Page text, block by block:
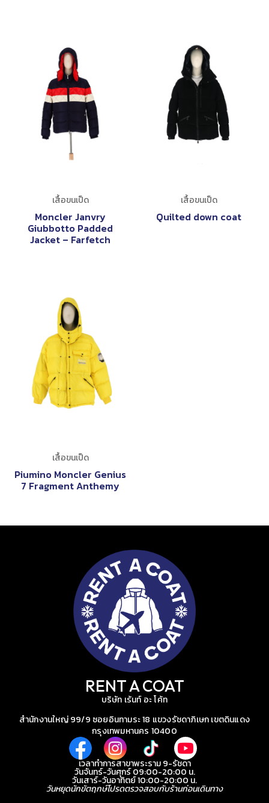
เสื้อขนเป็ด
Moncler Janvry
Giubbotto Padded
Jacket – Farfetch
เสื้อขนเป็ด
Quilted down coat
เสื้อขนเป็ด
Piumino Moncler Genius
7 Fragment Anthemy
RENT A COAT
บริษัท เร้นท์ อะ โค้ท
สำนักงานใหญ่ 99/9 ซอยอินทามระ 18 แขวงรัชดาภิเษก เขตดินแดง
กรุงเทพมหานคร 10400
เวลาทำการสาขาพระราม 9-รัชดา
วันจันทร์-วันศุกร์ 09:00-20:00 น.
วันเสาร์-วันอาทิตย์ 10:00-20:00 น.
วันหยุดนักขัตฤกษ์โปรดตรวจสอบกับร้านก่อนเดินทาง